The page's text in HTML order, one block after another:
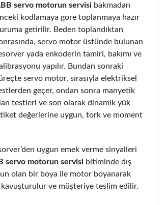
servo motorun servisi bakmadan
kodlamaya gore toplanmaya hazır
getirilir. Beden toplandıktan
servo motor üstünde bulunan
yada enkoderin tamiri, bakımı ve
yapılır. Bundan sonraki
servo motor, sırasıyla elektriksel
geçer, ondan sonra manyetik
testleri ve son olarak dinamik yük
değerlerine uygun, tork ve moment
uygun emek verme sinyalleri
servo motorun servisi bitiminde dış
olan bir boya ile motor boyanarak
kavuşturulur ve müşteriye teslim edilir.